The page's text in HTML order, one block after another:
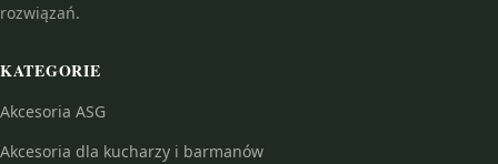
rozwiązań.
KATEGORIE
Akcesoria ASG
Akcesoria dla kucharzy i barmanów